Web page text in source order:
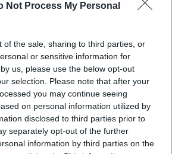
Not Process My Personal
of the sale, sharing to third parties, or
or sensitive information for
us, please use the below opt-out
selection. Please note that after your
you may continue seeing
on personal information utilized by
disclosed to third parties prior to
separately opt-out of the further
information by third parties on the
o supermercados?
nómadas digitales
los puntos anteriores, ¿Bogotá
vivir como nómada digital?
de 4,2/5,Bogotá es un buen